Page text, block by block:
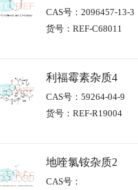
CAS号：2096457-13-3
货号：REF-C68011
利福霉素杂质4
CAS号：59264-04-9
货号：REF-R19004
地喹氯铵杂质2
CAS号：